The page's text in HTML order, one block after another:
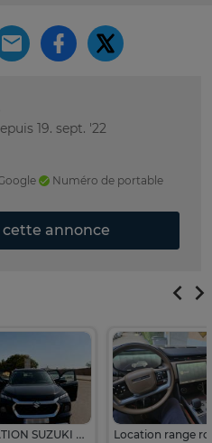
19. sept. '22
Numéro de portable
cette annonce
LOCATION SUZUKI GRAND VITARA GL 4XXE